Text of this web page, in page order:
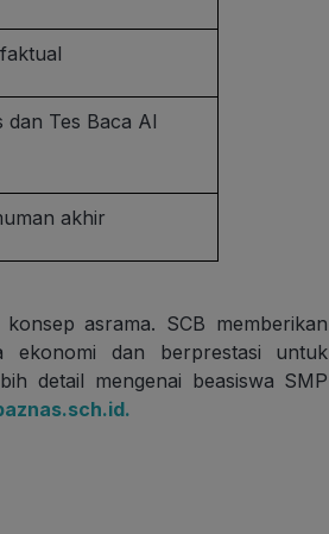
dan Tes Baca Al
akhir
asrama. SCB memberikan
ekonomi dan berprestasi untuk
detail mengenai beasiswa SMP